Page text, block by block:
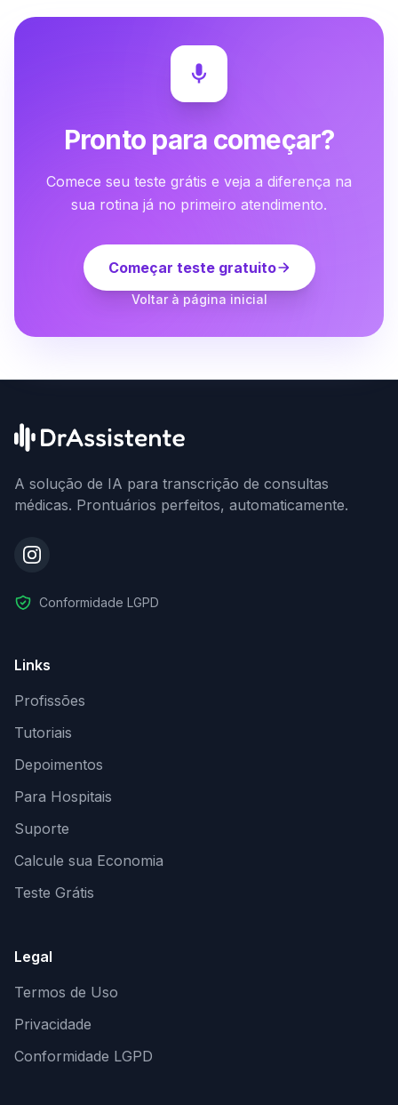
Pronto para começar?
Comece seu teste grátis e veja a diferença na
sua rotina já no primeiro atendimento.
Começar teste gratuito
Voltar à página inicial
A solução de IA para transcrição de consultas
médicas. Prontuários perfeitos, automaticamente.
Conformidade LGPD
Links
Profissões
Tutoriais
Depoimentos
Para Hospitais
Suporte
Calcule sua Economia
Teste Grátis
Legal
Termos de Uso
Privacidade
Conformidade LGPD